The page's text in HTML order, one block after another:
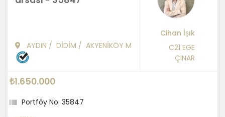
AYDIN / DİDİM / AKYENİKÖY M
Cihan İşık
C21 EGE
ÇINAR
₺1.650.000
Portföy No: 35847